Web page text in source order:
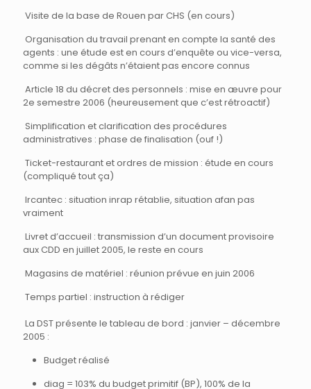
Visite de la base de Rouen par CHS (en cours)
Organisation du travail prenant en compte la santé des
agents : une étude est en cours d’enquête ou vice-versa,
comme si les dégâts n’étaient pas encore connus
Article 18 du décret des personnels : mise en æuvre pour
2e semestre 2006 (heureusement que c’est rétroactif)
Simplification et clarification des procédures
administratives : phase de finalisation (ouf !)
Ticket-restaurant et ordres de mission : étude en cours
(compliqué tout ça)
Ircantec : situation inrap rétablie, situation afan pas
vraiment
Livret d’accueil : transmission d’un document provisoire
aux CDD en juillet 2005, le reste en cours
Magasins de matériel : réunion prévue en juin 2006
Temps partiel : instruction à rédiger
La DST présente le tableau de bord : janvier – décembre
2005 :
Budget réalisé
diag = 103% du budget primitif (BP), 100% de la